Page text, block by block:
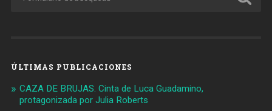
ÚLTIMAS PUBLICACIONES
CAZA DE BRUJAS. Cinta de Luca Guadamino,
protagonizada por Julia Roberts